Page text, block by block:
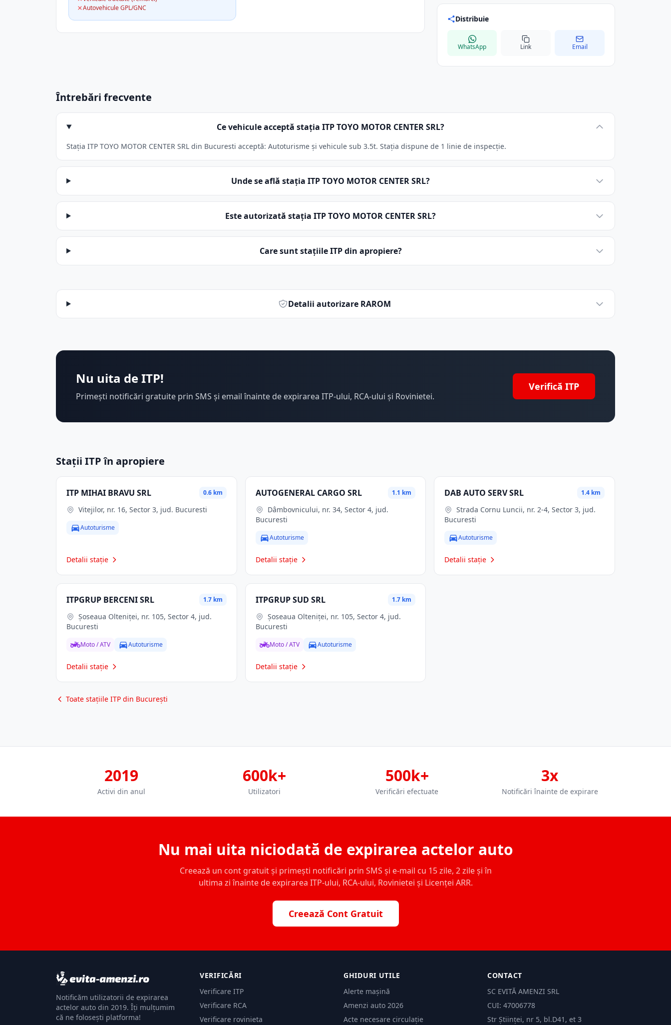
Autovehicule GPL/GNC
Distribuie
WhatsApp Link Email
Întrebări frecvente
Ce vehicule acceptă stația ITP TOYO MOTOR CENTER SRL?
Stația ITP TOYO MOTOR CENTER SRL din Bucuresti acceptă: Autoturisme și vehicule sub 3.5t. Stația dispune de 1 linie de inspecție.
Unde se află stația ITP TOYO MOTOR CENTER SRL?
Este autorizată stația ITP TOYO MOTOR CENTER SRL?
Care sunt stațiile ITP din apropiere?
Detalii autorizare RAROM
Nu uita de ITP!
Primești notificări gratuite prin SMS și email înainte de expirarea ITP-ului, RCA-ului și Rovinietei.
Verifică ITP
Stații ITP în apropiere
ITP MIHAI BRAVU SRL 0.6 km
Vitejilor, nr. 16, Sector 3, jud. Bucuresti
Autoturisme
Detalii stație
AUTOGENERAL CARGO SRL 1.1 km
Bucuresti
Autoturisme
Detalii stație
DAB AUTO SERV SRL 1.4 km
Strada Cornu Luncii, nr. 2-4, Sector 3, jud.
Bucuresti
Autoturisme
Detalii stație
ITPGRUP BERCENI SRL 1.7 km
Bucuresti
Moto / ATV Autoturisme
Detalii stație
ITPGRUP SUD SRL 1.7 km
Bucuresti
Moto / ATV Autoturisme
Detalii stație
Toate stațiile ITP din București
2019
Activi din anul
600k+
Utilizatori
500k+
Verificări efectuate
3x
Notificări înainte de expirare
Nu mai uita niciodată de expirarea actelor auto
Creează un cont gratuit și primești notificări prin SMS și e-mail cu 15 zile, 2 zile și în
ultima zi înainte de expirarea ITP-ului, RCA-ului, Rovinietei și Licenței ARR.
Creează Cont Gratuit
Notificăm utilizatorii de expirarea
actelor auto din 2019. Îți mulțumim
că ne folosești platforma!
VERIFICĂRI
Verificare ITP
Verificare RCA
Verificare rovinieta
GHIDURI UTILE
Alerte mașină
Amenzi auto 2026
Acte necesare circulație
CONTACT
SC EVITĂ AMENZI SRL
CUI: 47006778
Str Științei, nr 5, bl.D41, et 3